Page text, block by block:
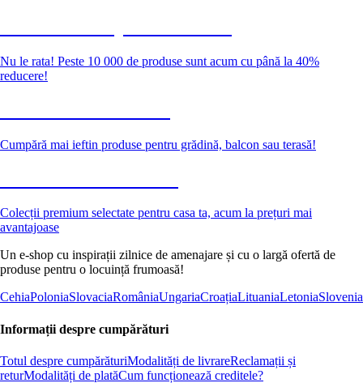
Nu le rata! Peste 10 000 de produse sunt acum cu până la 40%
reducere!
Cumpără mai ieftin produse pentru grădină, balcon sau terasă!
Colecții premium selectate pentru casa ta, acum la prețuri mai
avantajoase
Un e-shop cu inspirații zilnice de amenajare și cu o largă ofertă de
produse pentru o locuință frumoasă!
CehiaPoloniaSlovaciaRomâniaUngariaCroațiaLituaniaLetoniaSlovenia
Informații despre cumpărături
Totul despre cumpărăturiModalități de livrareReclamații și
returModalități de platăCum funcționează creditele?